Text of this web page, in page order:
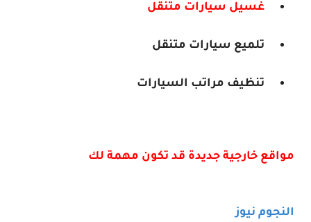
غسيل سيارات متنقل
تلميع سيارات متنقل
تنظيف مراتب السيارات
مواقع خارجية جديدة قد تكون مهمة لك
النجوم نيوز